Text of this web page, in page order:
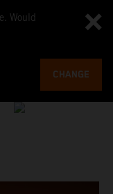
Would
CHANGE